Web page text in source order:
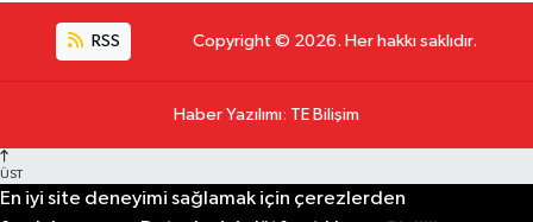
RSS Copyright © 2026. Her hakkı saklıdır.
Haber Yazılımı: TE Bilişim
ÜST
En iyi site deneyimi sağlamak için çerezlerden